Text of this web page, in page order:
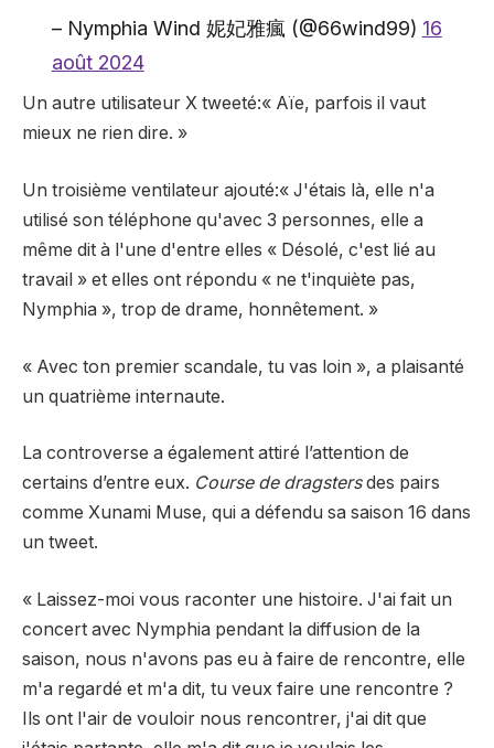
– Nymphia Wind 妮妃雅瘋 (@66wind99) 16
août 2024
Un autre utilisateur X tweeté:« Aïe, parfois il vaut
mieux ne rien dire. »
Un troisième ventilateur ajouté:« J'étais là, elle n'a
utilisé son téléphone qu'avec 3 personnes, elle a
même dit à l'une d'entre elles « Désolé, c'est lié au
travail » et elles ont répondu « ne t'inquiète pas,
Nymphia », trop de drame, honnêtement. »
« Avec ton premier scandale, tu vas loin », a plaisanté
un quatrième internaute.
La controverse a également attiré l’attention de
certains d’entre eux. Course de dragstersdes pairs
comme Xunami Muse, qui a défendu sa saison 16 dans
un tweet.
« Laissez-moi vous raconter une histoire. J'ai fait un
concert avec Nymphia pendant la diffusion de la
saison, nous n'avons pas eu à faire de rencontre, elle
m'a regardé et m'a dit, tu veux faire une rencontre ?
Ils ont l'air de vouloir nous rencontrer, j'ai dit que